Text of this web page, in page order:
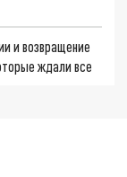
и возвращение
ждали все